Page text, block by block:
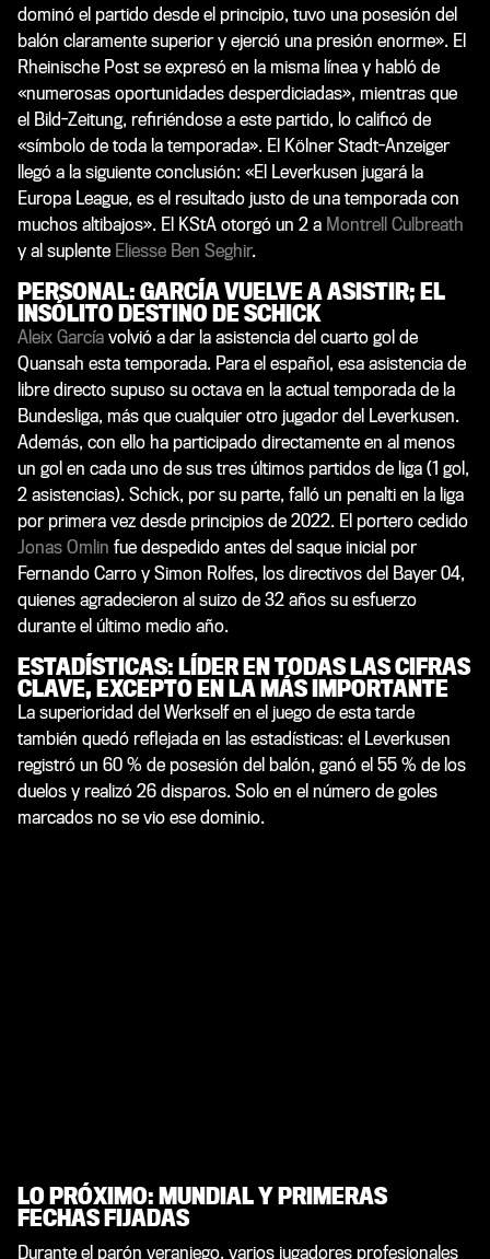
dominó el partido desde el principio, tuvo una posesión del
balón claramente superior y ejerció una presión enorme». El
Rheinische Post se expresó en la misma línea y habló de
«numerosas oportunidades desperdiciadas», mientras que
el Bild-Zeitung, refiriéndose a este partido, lo calificó de
«símbolo de toda la temporada». El Kölner Stadt-Anzeiger
llegó a la siguiente conclusión: «El Leverkusen jugará la
Europa League, es el resultado justo de una temporada con
muchos altibajos». El KStA otorgó un 2 a Montrell Culbreath
y al suplente Eliesse Ben Seghir.
PERSONAL: GARCÍA VUELVE A ASISTIR; EL
INSÓLITO DESTINO DE SCHICK
Aleix García volvió a dar la asistencia del cuarto gol de
Quansah esta temporada. Para el español, esa asistencia de
libre directo supuso su octava en la actual temporada de la
Bundesliga, más que cualquier otro jugador del Leverkusen.
Además, con ello ha participado directamente en al menos
un gol en cada uno de sus tres últimos partidos de liga (1 gol,
2 asistencias). Schick, por su parte, falló un penalti en la liga
por primera vez desde principios de 2022. El portero cedido
Jonas Omlin fue despedido antes del saque inicial por
Fernando Carro y Simon Rolfes, los directivos del Bayer 04,
quienes agradecieron al suizo de 32 años su esfuerzo
durante el último medio año.
ESTADÍSTICAS: LÍDER EN TODAS LAS CIFRAS
CLAVE, EXCEPTO EN LA MÁS IMPORTANTE
La superioridad del Werkself en el juego de esta tarde
también quedó reflejada en las estadísticas: el Leverkusen
registró un 60 % de posesión del balón, ganó el 55 % de los
duelos y realizó 26 disparos. Solo en el número de goles
marcados no se vio ese dominio.
LO PRÓXIMO: MUNDIAL Y PRIMERAS
FECHAS FIJADAS
Durante el parón veraniego, varios jugadores profesionales